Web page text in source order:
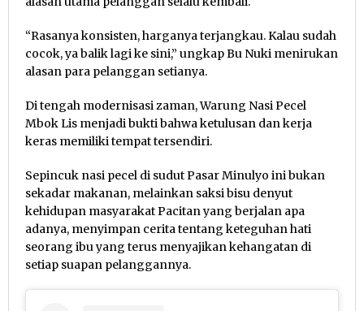
“Rasanya konsisten, harganya terjangkau. Kalau sudah
cocok, ya balik lagi ke sini,” ungkap Bu Nuki menirukan
alasan para pelanggan setianya.
Di tengah modernisasi zaman, Warung Nasi Pecel
Mbok Lis menjadi bukti bahwa ketulusan dan kerja
keras memiliki tempat tersendiri.
Sepincuk nasi pecel di sudut Pasar Minulyo ini bukan
sekadar makanan, melainkan saksi bisu denyut
kehidupan masyarakat Pacitan yang berjalan apa
adanya, menyimpan cerita tentang keteguhan hati
seorang ibu yang terus menyajikan kehangatan di
setiap suapan pelanggannya.